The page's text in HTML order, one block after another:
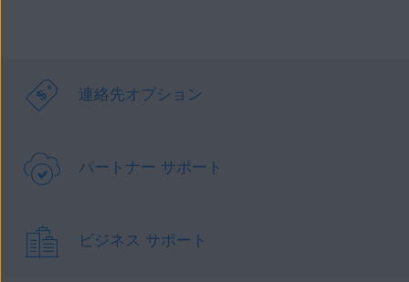
連絡先オプション
パートナー サポート
ビジネス サポート